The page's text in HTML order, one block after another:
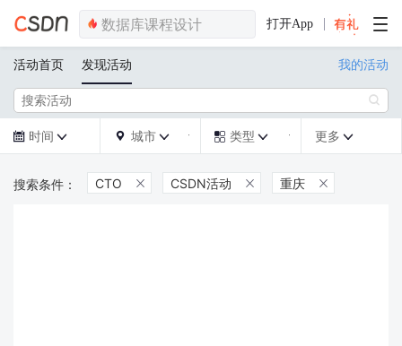
打开App
活动首页 发现活动 我的活动

 时间   城市   类型  更多 
CTO  CSDN活动  重庆 